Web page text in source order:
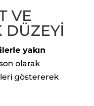
VE
DÜZEYİ
yakın
olarak
göstererek